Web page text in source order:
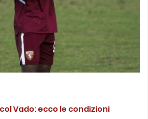
Vado: ecco le condizioni